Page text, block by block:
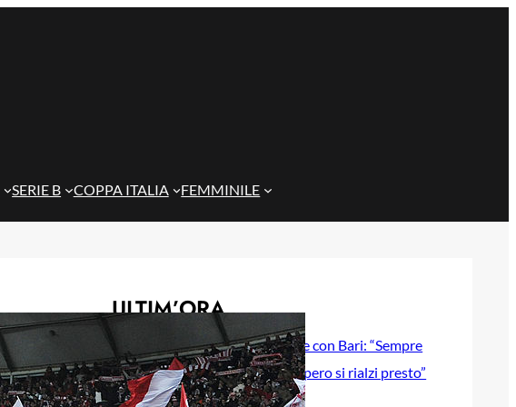
SERIE B COPPA ITALIA FEMMINILE
ULTIM’ORA
Gazzi e il legame con Bari: “Sempre
nel mio cuore, spero si rialzi presto”
29 Maggio 2026